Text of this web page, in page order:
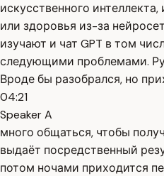
искусственного
или здоровья из-за
изучают и чат GPT в том
следующими проблемами.
Вроде бы разобрался, но
04:21
Speaker A
много общаться, чтобы
выдаёт посредственный
потом ночами приходится